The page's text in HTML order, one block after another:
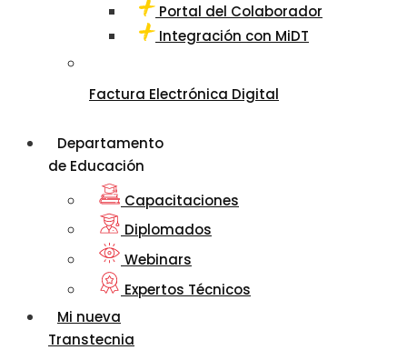
Portal del Colaborador
Integración con MiDT
Factura Electrónica Digital
Departamento
de Educación
Capacitaciones
Diplomados
Webinars
Expertos Técnicos
Mi nueva
Transtecnia